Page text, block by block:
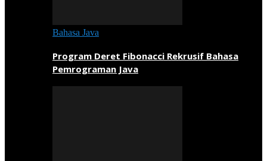
Bahasa Java
Program Deret Fibonacci Rekrusif Bahasa
Pemrograman Java